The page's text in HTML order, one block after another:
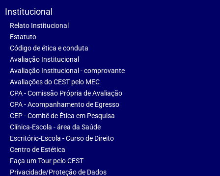
Institucional
Relato Institucional
Estatuto
Código de ética e conduta
Avaliação Institucional
Avaliação Institucional - comprovante
Avaliações do CEST pelo MEC
CPA - Comissão Própria de Avaliação
CPA - Acompanhamento de Egresso
CEP - Comitê de Ética em Pesquisa
Clínica-Escola - área da Saúde
Escritório-Escola - Curso de Direito
Centro de Estética
Faça um Tour pelo CEST
Privacidade/Proteção de Dados